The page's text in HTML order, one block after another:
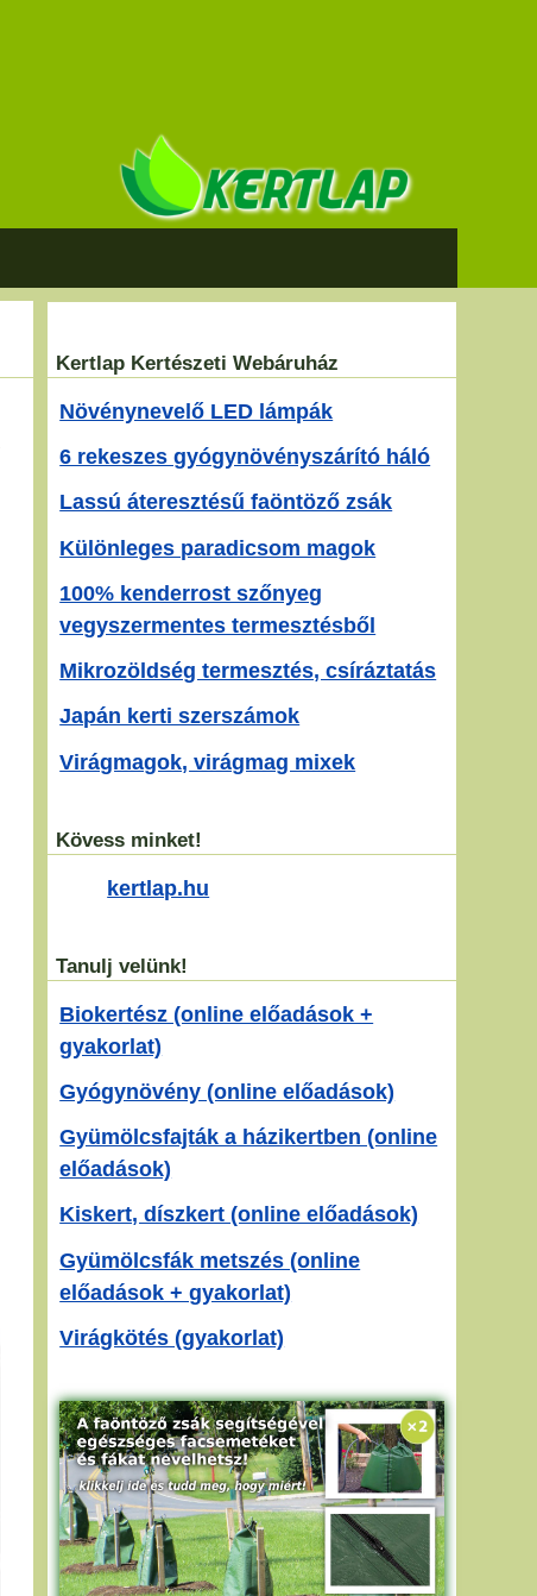
Kertlap Kertészeti Webáruház
Növénynevelő LED lámpák
6 rekeszes gyógynövényszárító háló
Lassú áteresztésű faöntöző zsák
Különleges paradicsom magok
100% kenderrost szőnyeg
vegyszermentes termesztésből
Mikrozöldség termesztés, csíráztatás
Japán kerti szerszámok
Virágmagok, virágmag mixek
Kövess minket!
kertlap.hu
Tanulj velünk!
Biokertész (online előadások +
gyakorlat)
Gyógynövény (online előadások)
Gyümölcsfajták a házikertben (online
előadások)
Kiskert, díszkert (online előadások)
Gyümölcsfák metszés (online
előadások + gyakorlat)
Virágkötés (gyakorlat)